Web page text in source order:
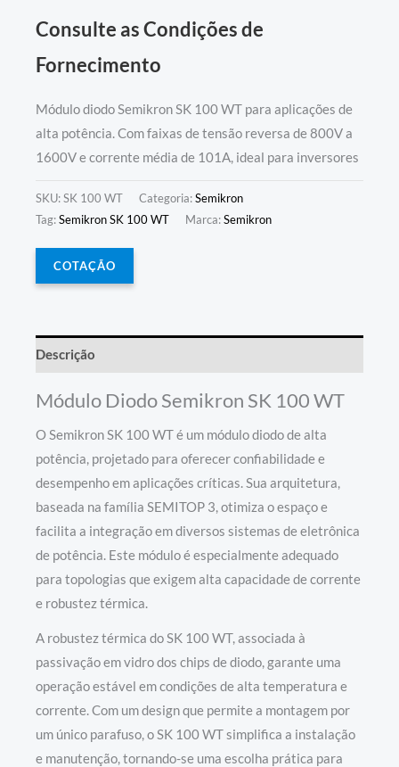
Consulte as Condições de
Fornecimento
Módulo diodo Semikron SK 100 WT para aplicações de
alta potência. Com faixas de tensão reversa de 800V a
1600V e corrente média de 101A, ideal para inversores
SKU:SK 100 WT Categoria:Semikron
Tag:Semikron SK 100 WT Marca:Semikron
COTAÇÃO
Descrição
Módulo Diodo Semikron SK 100 WT
O Semikron SK 100 WT é um módulo diodo de alta
potência, projetado para oferecer confiabilidade e
desempenho em aplicações críticas. Sua arquitetura,
baseada na família SEMITOP 3, otimiza o espaço e
facilita a integração em diversos sistemas de eletrônica
de potência. Este módulo é especialmente adequado
para topologias que exigem alta capacidade de corrente
e robustez térmica.
A robustez térmica do SK 100 WT, associada à
passivação em vidro dos chips de diodo, garante uma
operação estável em condições de alta temperatura e
corrente. Com um design que permite a montagem por
um único parafuso, o SK 100 WT simplifica a instalação
e manutenção, tornando-se uma escolha prática para